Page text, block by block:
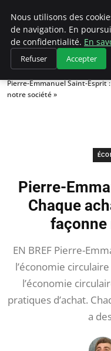
Accueil
Économie circulaire
Pierre-Emmanuel Saint-Esprit
notre société »
Pierre-
Chaque
façonne
EN BREF Pierre-
l’économie
l’économie
pratiques d’achat.
a
Nous utilisons des
de navigation. En
de confidentialité. En
Refuser Accepter